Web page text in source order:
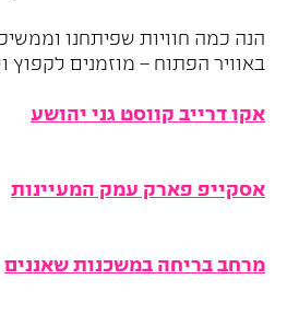
הנה כמה חוויות שפיתחנו
באוויר הפתוח – מוזמנים לקפוץ
אקו דרייב קווסט גני יהושע
אסקייפ פארק עמק המעיינות
מרחב בריחה במשכנות שאננים